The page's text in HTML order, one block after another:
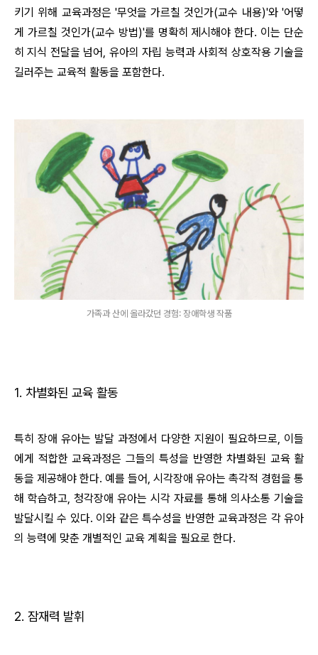
키기 위해 교육과정은 '무엇을 가르칠 것인가(교수 내용)'와 '어떻
게 가르칠 것인가(교수 방법)'를 명확히 제시해야 한다. 이는 단순
히 지식 전달을 넘어, 유아의 자립 능력과 사회적 상호작용 기술을
길러주는 교육적 활동을 포함한다.
가족과 산에 올라갔던 경험: 장애학생 작품
1. 차별화된 교육 활동
특히 장애 유아는 발달 과정에서 다양한 지원이 필요하므로, 이들
에게 적합한 교육과정은 그들의 특성을 반영한 차별화된 교육 활
동을 제공해야 한다. 예를 들어, 시각장애 유아는 촉각적 경험을 통
해 학습하고, 청각장애 유아는 시각 자료를 통해 의사소통 기술을
발달시킬 수 있다. 이와 같은 특수성을 반영한 교육과정은 각 유아
의 능력에 맞춘 개별적인 교육 계획을 필요로 한다.
2. 잠재력 발휘